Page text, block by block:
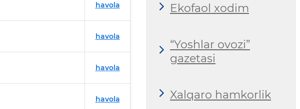
havola
havola
havola
havola
Ekofaol xodim
“Yoshlar ovozi”
gazetasi
Xalqaro hamkorlik